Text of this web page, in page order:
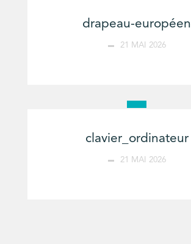
drapeau-européen
21 MAI 2026
clavier_ordinateur
21 MAI 2026